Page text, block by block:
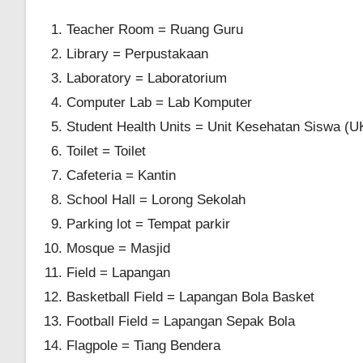
Teacher Room = Ruang Guru
Library = Perpustakaan
Laboratory = Laboratorium
Computer Lab = Lab Komputer
Student Health Units = Unit Kesehatan Siswa
Toilet = Toilet
Cafeteria = Kantin
School Hall = Lorong Sekolah
Parking lot = Tempat parkir
Mosque = Masjid
Field = Lapangan
Basketball Field = Lapangan Bola Basket
Football Field = Lapangan Sepak Bola
Flagpole = Tiang Bendera